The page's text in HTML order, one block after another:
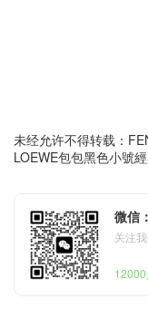
未经允许不得转载：
LOEWE包包黑色小號
微信
关注